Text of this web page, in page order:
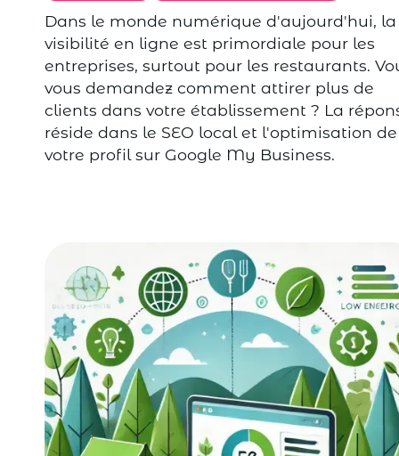
Dans le monde numérique d'aujourd'hui, la
visibilité en ligne est primordiale pour les
entreprises, surtout pour les restaurants.
vous demandez comment attirer plus de
clients dans votre établissement ? La
réside dans le SEO local et l'optimisation de
votre profil sur Google My Business.